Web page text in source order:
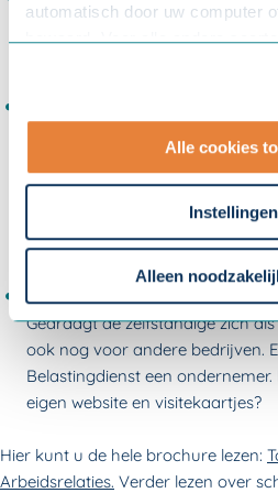
automatisch door uw computer
bewaard. Voor alle andere
aanpassen. Met uw
met onze10 partners.
- Lees hier onze
Om uw toestemmingsvoorkeur
Alle cookies
Instellingen
Alleen
Is de beloning hoger dan dat
loondienst of hetzelfde?
wordt omdat een opdracht niet
doorbetaald als hij of zij ziek is?
in zijn eigen tijd verbeteren als
opgeleverd heeft?
Ondernemerschap
Gedraagt de zelfstandige zich
ook nog voor andere bedrijven.
Belastingdienst een
eigen website en visitekaartjes?
Hier kunt u de hele brochure lezen:
Arbeidsrelaties. Verder lezen over